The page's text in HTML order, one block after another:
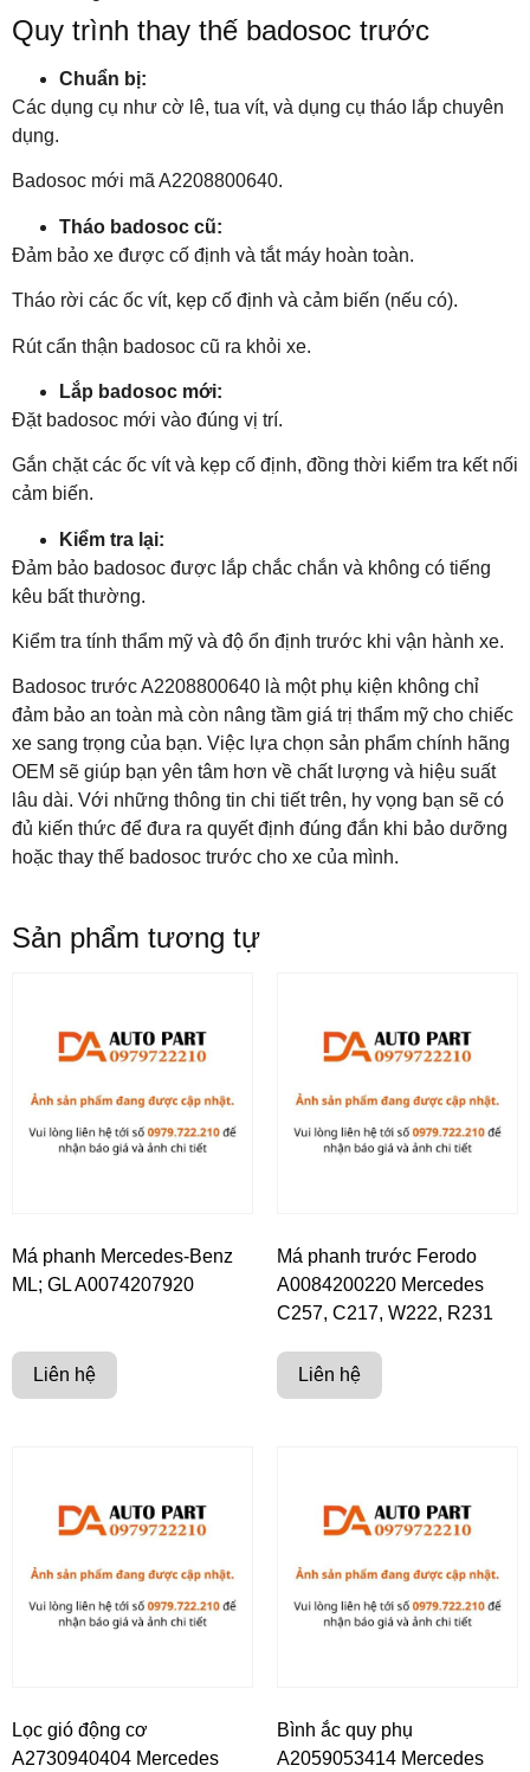
Quy trình thay thế badosoc trước
Chuẩn bị:
Các dụng cụ như cờ lê, tua vít, và dụng cụ tháo lắp chuyên
dụng.
Badosoc mới mã A2208800640.
Tháo badosoc cũ:
Đảm bảo xe được cố định và tắt máy hoàn toàn.
Tháo rời các ốc vít, kẹp cố định và cảm biến (nếu có).
Rút cẩn thận badosoc cũ ra khỏi xe.
Lắp badosoc mới:
Đặt badosoc mới vào đúng vị trí.
Gắn chặt các ốc vít và kẹp cố định, đồng thời kiểm tra kết nối
cảm biến.
Kiểm tra lại:
Đảm bảo badosoc được lắp chắc chắn và không có tiếng
kêu bất thường.
Kiểm tra tính thẩm mỹ và độ ổn định trước khi vận hành xe.
Badosoc trước A2208800640 là một phụ kiện không chỉ
đảm bảo an toàn mà còn nâng tầm giá trị thẩm mỹ cho chiếc
xe sang trọng của bạn. Việc lựa chọn sản phẩm chính hãng
OEM sẽ giúp bạn yên tâm hơn về chất lượng và hiệu suất
lâu dài. Với những thông tin chi tiết trên, hy vọng bạn sẽ có
đủ kiến thức để đưa ra quyết định đúng đắn khi bảo dưỡng
hoặc thay thế badosoc trước cho xe của mình.
Sản phẩm tương tự
Má phanh Mercedes-Benz
ML; GL A0074207920
Liên hệ
Má phanh trước Ferodo
A0084200220 Mercedes
C257, C217, W222, R231
Liên hệ
Lọc gió động cơ
A2730940404 Mercedes
Bình ắc quy phụ
A2059053414 Mercedes